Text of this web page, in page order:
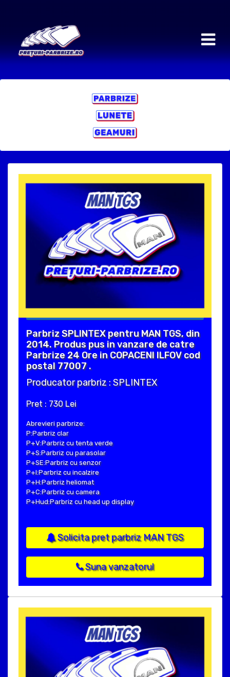
Parbriz SPLINTEX pentru MAN TGS, din
2014. Produs pus in vanzare de catre
Parbrize 24 Ore in COPACENI ILFOV cod
postal 77007 .
Producator parbriz : SPLINTEX
Pret : 730 Lei
Abrevieri parbrize:
P:Parbriz clar
P+V:Parbriz cu tenta verde
P+S:Parbriz cu parasolar
P+SE:Parbriz cu senzor
P+I:Parbriz cu incalzire
P+H:Parbriz heliomat
P+C:Parbriz cu camera
P+Hud:Parbriz cu head up display
Solicita pret parbriz MAN TGS
Suna vanzatorul